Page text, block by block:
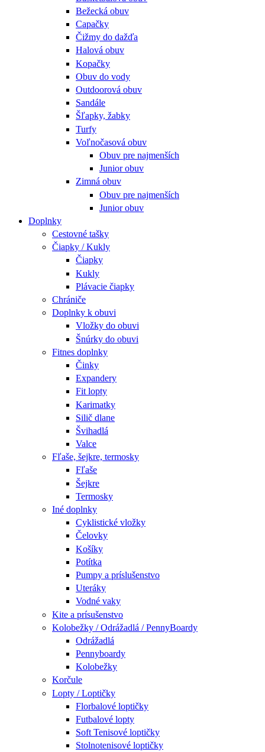
Bežecká obuv
Capačky
Čižmy do dažďa
Halová obuv
Kopačky
Obuv do vody
Outdoorová obuv
Sandále
Šľapky, žabky
Turfy
Voľnočasová obuv
Obuv pre najmenších
Junior obuv
Zimná obuv
Obuv pre najmenších
Junior obuv
Doplnky
Cestovné tašky
Čiapky / Kukly
Čiapky
Kukly
Plávacie čiapky
Chrániče
Doplnky k obuvi
Vložky do obuvi
Šnúrky do obuvi
Fitnes doplnky
Činky
Expandery
Fit lopty
Karimatky
Silič dlane
Švihadlá
Valce
Fľaše, šejkre, termosky
Fľaše
Šejkre
Termosky
Iné doplnky
Cyklistické vložky
Čelovky
Košíky
Potítka
Pumpy a príslušenstvo
Uteráky
Vodné vaky
Kite a prísušenstvo
Kolobežky / Odrážadlá / PennyBoardy
Odrážadlá
Pennyboardy
Kolobežky
Korčule
Lopty / Loptičky
Florbalové loptičky
Futbalové lopty
Soft Tenisové loptičky
Stolnotenisové loptičky